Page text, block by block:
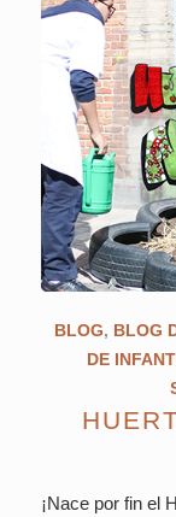
BLOG, BLOG
DE
¡Nace por fin el